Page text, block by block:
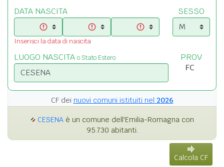
DATA NASCITA
Inserisci la data di nascita
SESSO
LUOGO NASCITA o Stato Estero PROV
CF dei nuovi comuni istituiti nel 2026
CESENAè un comune dell'Emilia-Romagna con
95.730 abitanti.
Calcola CF